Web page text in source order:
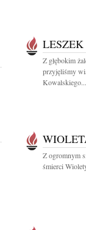
Z głębokim
przyjęliśmy
Kowalskiego...
Z ogromnym
śmierci